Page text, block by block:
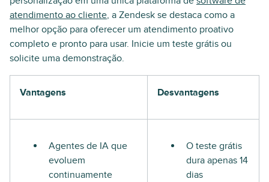
atendimento ao cliente, a Zendesk se destaca como a
melhor opção para oferecer um atendimento proativo
completo e pronto para usar. Inicie um teste grátis ou
solicite uma demonstração.
Vantagens Desvantagens
Agentes de IA que
evoluem
continuamente
O teste grátis
dura apenas 14
dias